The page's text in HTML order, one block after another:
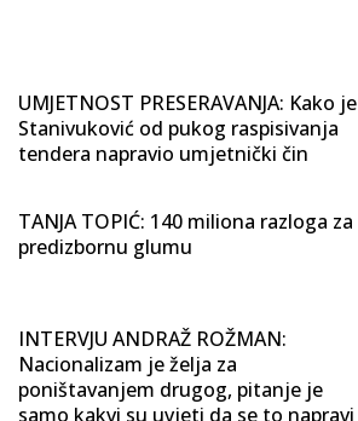
UMJETNOST PRESERAVANJA: Kako je
Stanivuković od pukog raspisivanja
tendera napravio umjetnički čin
TANJA TOPIĆ: 140 miliona razloga za
predizbornu glumu
INTERVJU ANDRAŽ ROŽMAN:
Nacionalizam je želja za
poništavanjem drugog, pitanje je
samo kakvi su uvjeti da se to napravi